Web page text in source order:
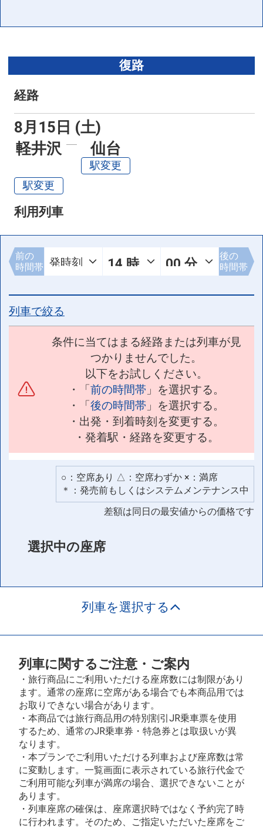
復路
経路
8月15日 (土)
軽井沢
駅変更
仙台
駅変更
利用列車
前の
時間帯
後の
時間帯
列車で絞る
条件に当てはまる経路または列車が見
つかりませんでした。
以下をお試しください。
・「前の時間帯 」を選択する。
・「後の時間帯 」を選択する。
・出発・到着時刻を変更する。
・発着駅・経路を変更する。
○：空席あり △：空席わずか ×：満席
＊：発売前もしくはシステムメンテナンス中
差額は同日の最安値からの価格です
選択中の座席
列車を選択する
列車に関するご注意・ご案内
・旅行商品にご利用いただける座席数には制限があり
ます。通常の座席に空席がある場合でも本商品用では
お取りできない場合があります。
・本商品では旅行商品用の特別割引JR乗車票を使用
するため、通常のJR乗車券・特急券とは取扱いが異
なります。
・本プランでご利用いただける列車および座席数は常
に変動します。一覧画面に表示されている旅行代金で
ご利用可能な列車が満席の場合、選択できないことが
あります。
・列車座席の確保は、座席選択時ではなく予約完了時
に行われます。そのため、ご指定いただいた座席をご